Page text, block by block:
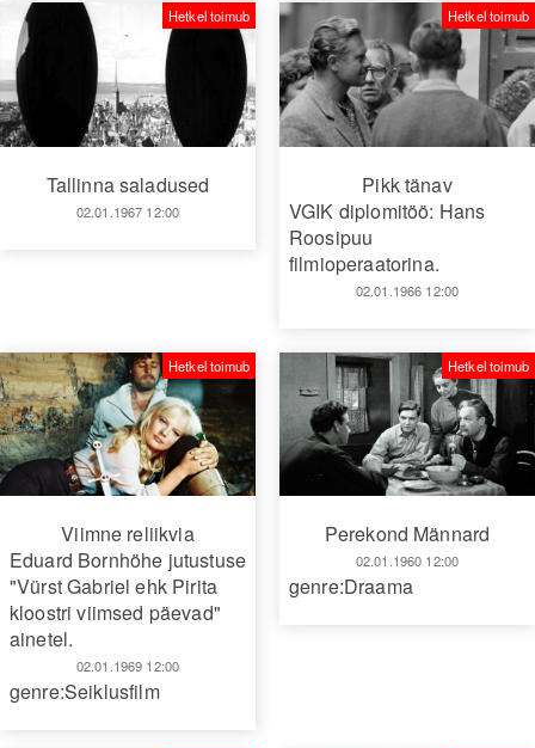
Tallinna saladused
02.01.1967 12:00
Hetkel toimub
Pikk tänav
VGIK diplomitöö: Hans
Roosipuu
filmioperaatorina.
02.01.1966 12:00
Hetkel toimub
Viimne reliikvia
Eduard Bornhöhe jutustuse
"Vürst Gabriel ehk Pirita
kloostri viimsed päevad"
ainetel.
02.01.1969 12:00
Hetkel toimub
genre:Seiklusfilm
Perekond Männard
02.01.1960 12:00
Hetkel toimub
genre:Draama